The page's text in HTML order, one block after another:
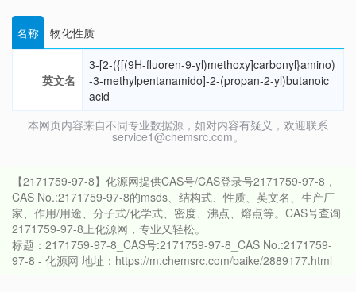
名称 物化性质
英文名
3-[2-({[(9H-fluoren-9-yl)methoxy]carbonyl}amino)
-3-methylpentanamido]-2-(propan-2-yl)butanoic
acid
本网页内容来自不同专业数据源，如对内容有疑义，欢迎联系
service1@chemsrc.com。
【2171759-97-8】化源网提供CAS号/CAS登录号2171759-97-8，
CAS No.:2171759-97-8的msds、结构式、性质、英文名、生产厂
家、作用/用途、分子式/化学式、密度、沸点、熔点等。CAS号查询
2171759-97-8上化源网，专业又轻松。
标题：2171759-97-8_CAS号:2171759-97-8_CAS No.:2171759-
97-8 - 化源网 地址：https://m.chemsrc.com/baike/2889177.html